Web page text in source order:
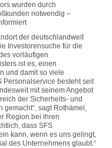
wurden durch
notwendig –
der deutschlandweit
Investorensuche für die
vorläufigen
ist es, einen
und damit so viele
Personalservice besteht seit
mit seinem Angebot
der Sicherheits- und
sagt Rothämel,
Region bei ihren
dass SFS
kann, wenn es uns gelingt,
des Unternehmens glaubt.“